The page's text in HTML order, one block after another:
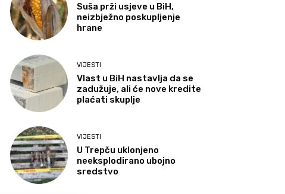
Suša prži usjeve u BiH,
neizbježno poskupljenje
hrane
VIJESTI
Vlast u BiH nastavlja da se
zadužuje, ali će nove kredite
plaćati skuplje
VIJESTI
U Trepču uklonjeno
neeksplodirano ubojno
sredstvo